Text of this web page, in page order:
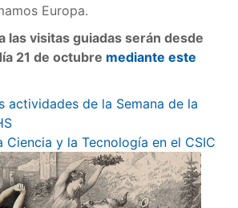
Europa.
las visitas guiadas serán desde
21 de octubre mediante este
actividades de la Semana de la
Ciencia y la Tecnología en el CSIC